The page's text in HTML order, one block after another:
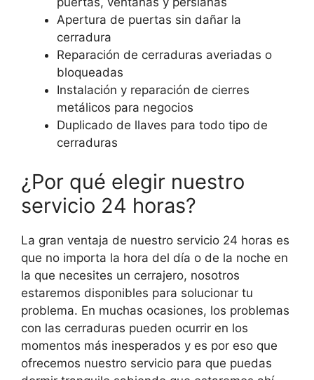
Apertura de puertas sin dañar la
cerradura
Reparación de cerraduras averiadas o
bloqueadas
Instalación y reparación de cierres
metálicos para negocios
Duplicado de llaves para todo tipo de
cerraduras
¿Por qué elegir nuestro
servicio 24 horas?
La gran ventaja de nuestro servicio 24 horas es
que no importa la hora del día o de la noche en
la que necesites un cerrajero, nosotros
estaremos disponibles para solucionar tu
problema. En muchas ocasiones, los problemas
con las cerraduras pueden ocurrir en los
momentos más inesperados y es por eso que
ofrecemos nuestro servicio para que puedas